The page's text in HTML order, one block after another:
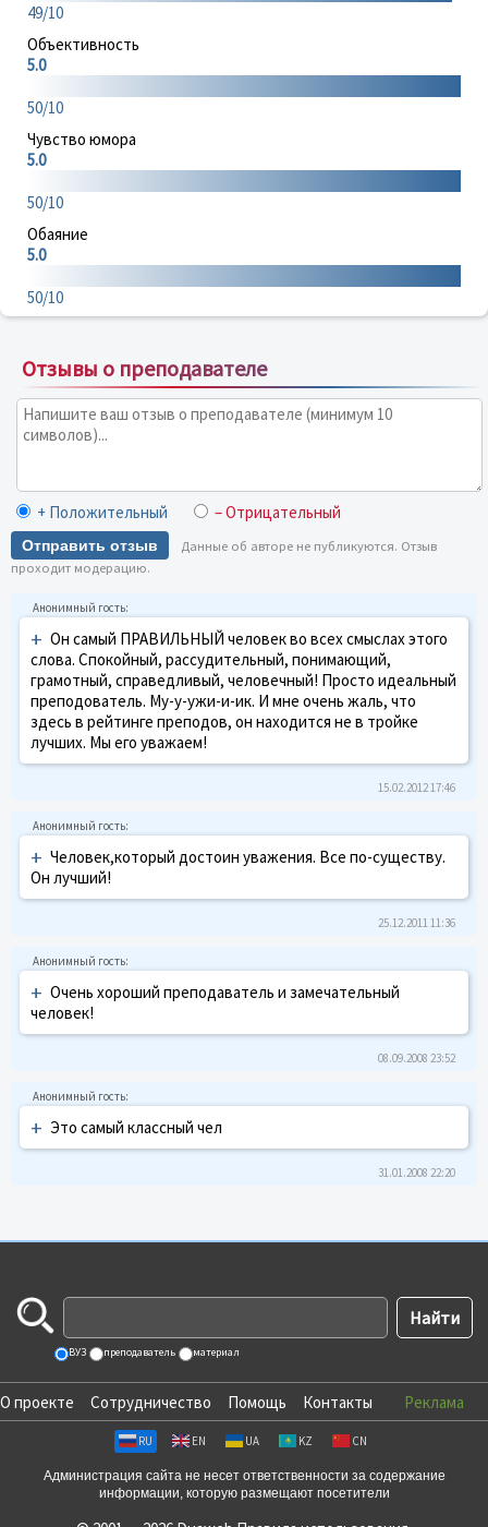
49/10
Объективность
5.0
50/10
Чувство юмора
5.0
50/10
Обаяние
5.0
50/10
Отзывы о преподавателе
+ Положительный – Отрицательный
Отправить отзыв
Данные об авторе не публикуются. Отзыв
проходит модерацию.
+ Он самый ПРАВИЛЬНЫЙ человек во всех смыслах этого
слова. Спокойный, рассудительный, понимающий,
грамотный, справедливый, человечный! Просто идеальный
преподователь. Му-у-ужи-и-ик. И мне очень жаль, что
здесь в рейтинге преподов, он находится не в тройке
лучших. Мы его уважаем!
15.02.2012 17:46
+ Человек,который достоин уважения. Все по-существу.
Он лучший!
25.12.2011 11:36
+ Очень хороший преподаватель и замечательный
человек!
08.09.2008 23:52
+ Это самый классный чел
31.01.2008 22:20
ВУЗ преподаватель материал
О проекте Сотрудничество Помощь Контакты Реклама
RU EN UA KZ CN
Администрация сайта не несет ответственности за содержание
информации, которую размещают посетители